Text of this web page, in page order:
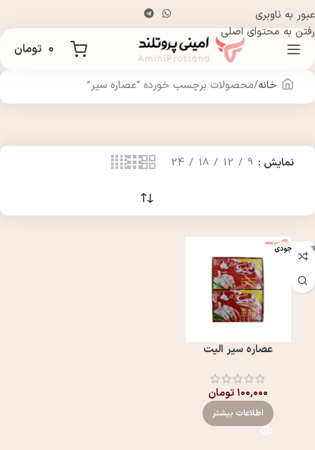
عبور به ناوبری
رفتن به محتوای اصلی
۰ تومان
خانه محصولات برچسب خورده “عصاره سیر”
نمایش 9
12
18
24
اتمام موجودی
عصاره سیر الیت
۱۰۰,۰۰۰تومان
اطلاعات بیشتر